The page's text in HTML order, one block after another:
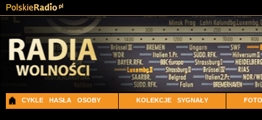
CYKLE HASŁA OSOBY KOLEKCJE SYGNAŁY FOTO